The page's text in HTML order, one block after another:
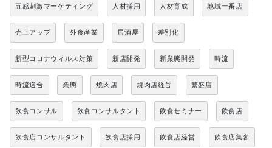
五感刺激マーケティング 人材採用 人材育成 地域一番店
売上アップ 外食産業 居酒屋 差別化
新型コロナウィルス対策 新店開発 新業態開発 時流
時流適合 業態 焼肉店 焼肉店経営 繁盛店
飲食コンサル 飲食コンサルタント 飲食セミナー 飲食店
飲食店コンサルタント 飲食店採用 飲食店経営 飲食店集客